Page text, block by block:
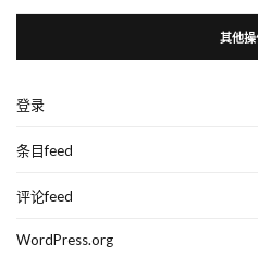
其他操
登录
条目feed
评论feed
WordPress.org